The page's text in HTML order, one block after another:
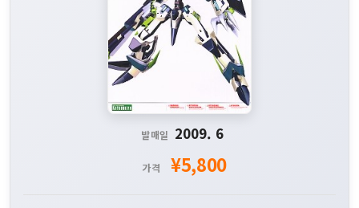
발매일 2009. 6
가격 ¥5,800